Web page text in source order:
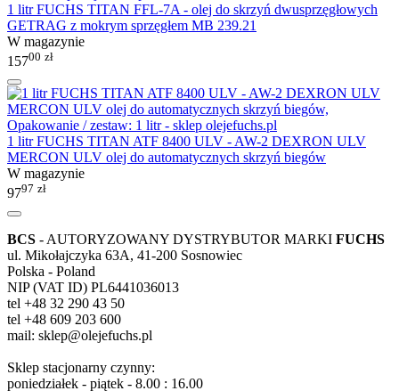
1 litr FUCHS TITAN FFL-7A - olej do skrzyń dwusprzęgłowych
GETRAG z mokrym sprzęgłem MB 239.21
W magazynie
15700 zł
1 litr FUCHS TITAN ATF 8400 ULV - AW-2 DEXRON ULV
MERCON ULV olej do automatycznych skrzyń biegów
W magazynie
9797 zł
BCS - AUTORYZOWANY DYSTRYBUTOR MARKI FUCHS
ul. Mikołajczyka 63A, 41-200 Sosnowiec
Polska - Poland
NIP (VAT ID) PL6441036013
tel +48 32 290 43 50
tel +48 609 203 600
mail: sklep@olejefuchs.pl
Sklep stacjonarny czynny:
poniedziałek - piątek - 8.00 : 16.00